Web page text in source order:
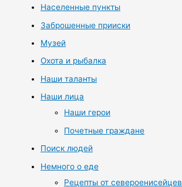
Населенные пункты
Заброшенные прииски
Музей
Охота и рыбалка
Наши таланты
Наши лица
Наши герои
Почетные граждане
Поиск людей
Немного о еде
Рецепты от североенисейцев